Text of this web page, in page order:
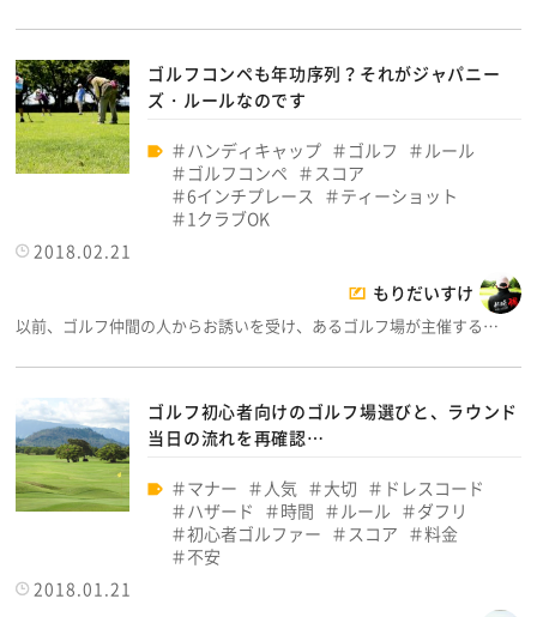
ゴルフコンペも年功序列？それがジャパニー
ズ・ルールなのです
ハンディキャップ ゴルフ
ルール
ゴルフコンペ
スコア
6インチプレース
ティーショット
1クラブOK
2018.02.21
もりだいすけ
以前、ゴルフ仲間の人からお誘いを受け、あるゴルフ場が主催する…
ゴルフ初心者向けのゴルフ場選びと、ラウンド
当日の流れを再確認…
マナー 人気 大切
ドレスコード
ハザード
時間 ルール
ダフリ
初心者ゴルファー
スコア
料金
不安
2018.01.21